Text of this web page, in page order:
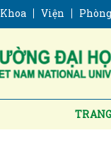
Khoa Viện